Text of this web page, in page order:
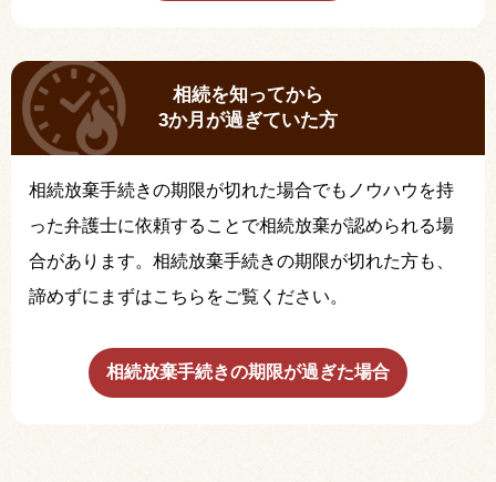
相続を知ってから
3か月が過ぎていた方
相続放棄手続きの期限が切れた場合でもノウハウを持
った弁護士に依頼することで相続放棄が認められる場
合があります。相続放棄手続きの期限が切れた方も、
諦めずにまずはこちらをご覧ください。
相続放棄手続きの期限が過ぎた場合